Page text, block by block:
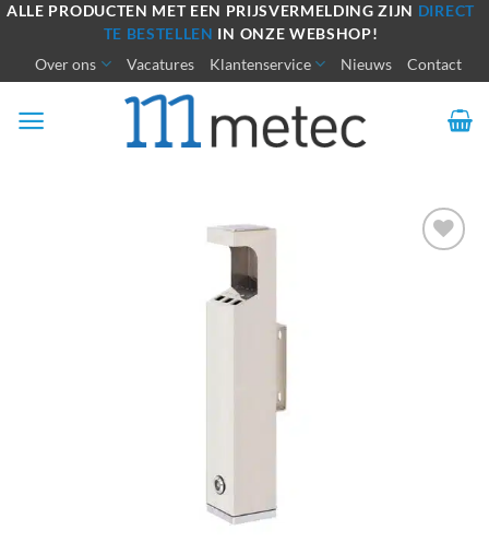
Ga
inhoud
ALLE PRODUCTEN MET EEN PRIJSVERMELDING ZIJN DIRECT
TE BESTELLEN IN ONZE WEBSHOP!
Over ons Vacatures Klantenservice Nieuws Contact